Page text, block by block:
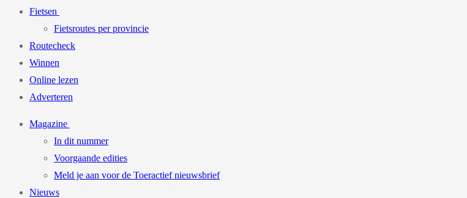
Fietsen
Fietsroutes per provincie
Routecheck
Winnen
Online lezen
Adverteren
Magazine
In dit nummer
Voorgaande edities
Meld je aan voor de Toeractief nieuwsbrief
Nieuws